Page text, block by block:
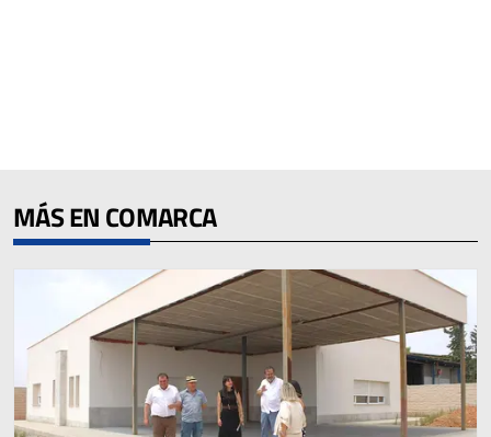
MÁS EN COMARCA